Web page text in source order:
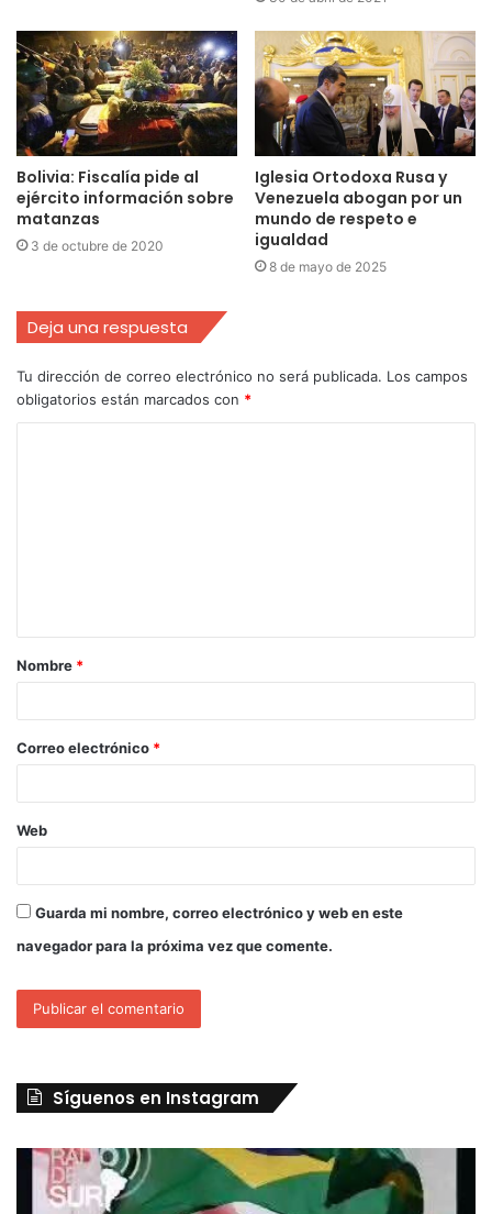
Bolivia: Fiscalía pide al
ejército información sobre
matanzas
3 de octubre de 2020
Iglesia Ortodoxa Rusa y
Venezuela abogan por un
mundo de respeto e
igualdad
8 de mayo de 2025
Deja una respuesta
Tu dirección de correo electrónico no será publicada. Los campos
obligatorios están marcados con *
Nombre *
Correo electrónico *
Web
Guarda mi nombre, correo electrónico y web en este
navegador para la próxima vez que comente.
Síguenos en Instagram